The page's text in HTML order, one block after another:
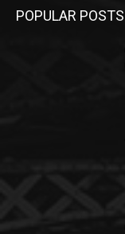
POPULAR POSTS